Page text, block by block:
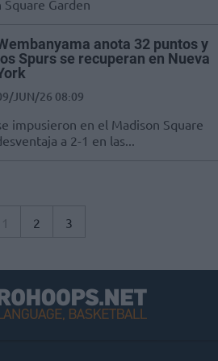
Garden
anota 32 puntos y
los Spurs se recuperan en Nueva
JUN/26 08:09
impusieron en el Madison Square
a 2-1 en las...
1 2 3